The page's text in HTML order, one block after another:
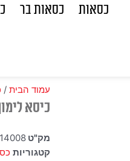
כסאות כסאות בר
עמוד הבית /
כיסא
מק"ט 14008
קטגוריות